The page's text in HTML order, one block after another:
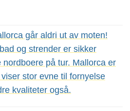
går aldri ut av moten!
og strender er sikker
på tur. Mallorca er
stor evne til fornyelse
kvaliteter også.